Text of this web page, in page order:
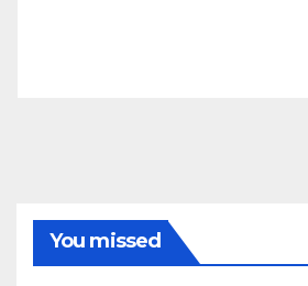
You missed